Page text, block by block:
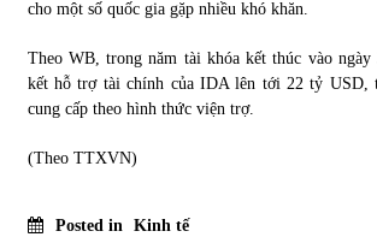
cho một số quốc gia gặp nhiều khó khăn.
Theo WB, trong năm tài khóa kết thúc vào ngày
kết hỗ trợ tài chính của IDA lên tới 22 tỷ USD,
cung cấp theo hình thức viện trợ.
(Theo TTXVN)
Posted in Kinh tế